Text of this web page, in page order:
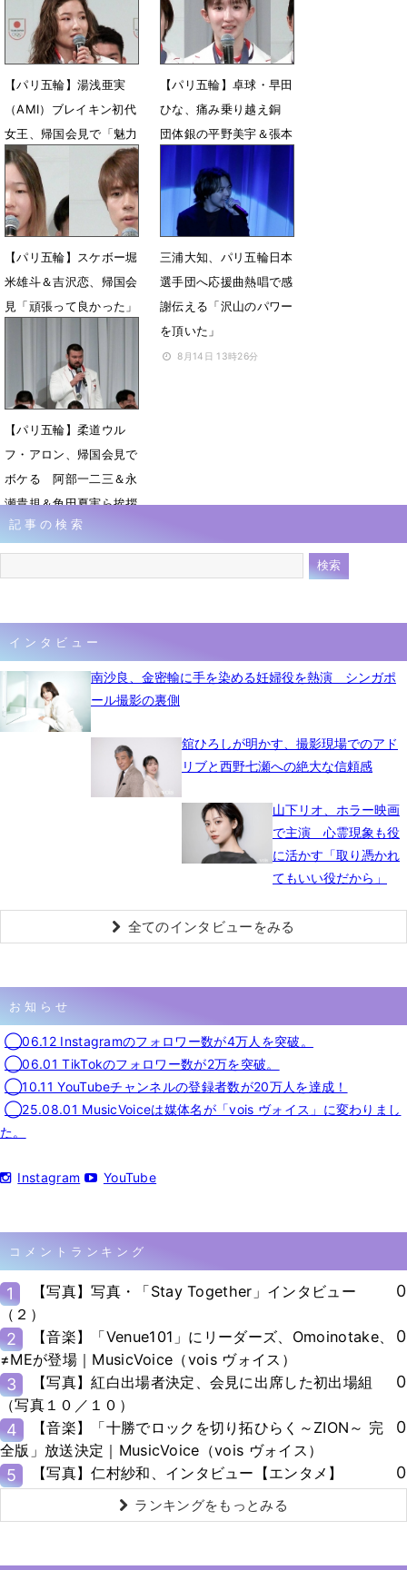
8月16日 15時09分 8月15日 20時18分
【パリ五輪】湯浅亜実
（AMI）ブレイキン初代
女王、帰国会見で「魅力
が伝わっていたら」
8月14日 22時25分
【パリ五輪】卓球・早田
ひな、痛み乗り越え銅
団体銀の平野美宇＆張本
美和と帰国会見で感謝
8月14日 17時14分
【パリ五輪】スケボー堀
米雄斗＆吉沢恋、帰国会
見「頑張って良かった」
8月14日 15時48分
三浦大知、パリ五輪日本
選手団へ応援曲熱唱で感
謝伝える「沢山のパワー
を頂いた」
8月14日 13時26分
【パリ五輪】柔道ウル
フ・アロン、帰国会見で
ボケる 阿部一二三＆永
瀬貴規＆角田夏実ら挨拶
8月14日 13時06分
記事の検索
インタビュー
南沙良、金密輸に手を染める妊婦役を熱演 シンガポ
ール撮影の裏側
舘ひろしが明かす、撮影現場でのアド
リブと西野七瀬への絶大な信頼感
山下リオ、ホラー映画
で主演 心霊現象も役
に活かす「取り憑かれ
てもいい役だから」
全てのインタビューをみる
お知らせ
◯06.12 Instagramのフォロワー数が4万人を突破。
◯06.01 TikTokのフォロワー数が2万を突破。
◯10.11 YouTubeチャンネルの登録者数が20万人を達成！
◯25.08.01 MusicVoiceは媒体名が「vois ヴォイス」に変わりまし
た。
Instagram YouTube
コメントランキング
1
【写真】写真・「Stay Together」インタビュー
（２）
0
2
【音楽】「Venue101」にリーダーズ、Omoinotake、
≠MEが登場｜MusicVoice（vois ヴォイス）
0
3
【写真】紅白出場者決定、会見に出席した初出場組
（写真１０／１０）
0
4
【音楽】「十勝でロックを切り拓ひらく～ZION～ 完
全版」放送決定｜MusicVoice（vois ヴォイス）
0
5 【写真】仁村紗和、インタビュー【エンタメ】 0
ランキングをもっとみる